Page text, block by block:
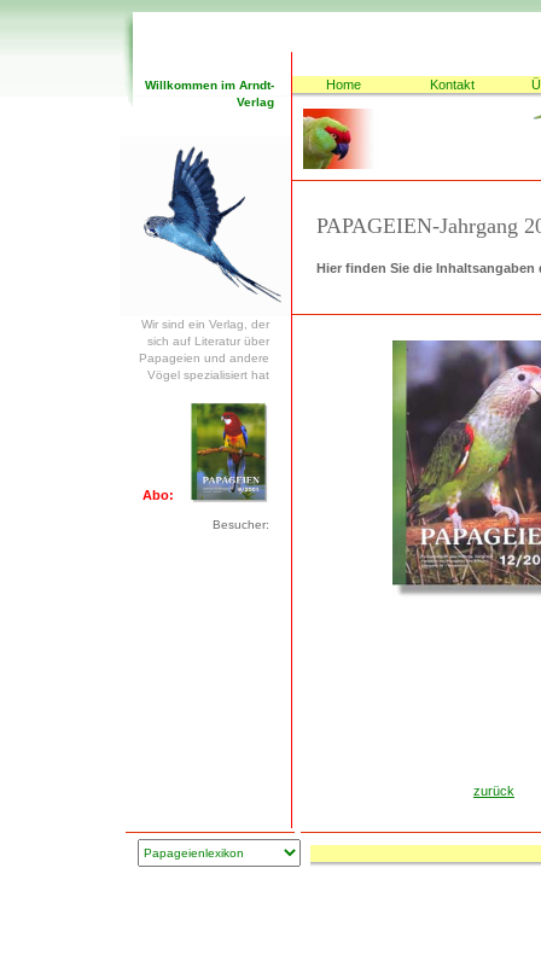
Willkommen im Arndt-
Verlag
Wir sind ein Verlag, der
sich auf Literatur über
Papageien und andere
Vögel spezialisiert hat
Abo:
Besucher:
Home Kontakt
PAPAGEIEN-Jahrgang
Hier finden Sie die Inhaltsangaben
zurück